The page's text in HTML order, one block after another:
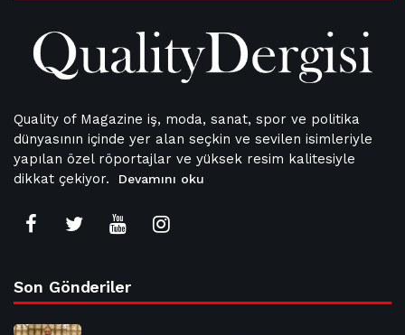
Quality of Magazine iş, moda, sanat, spor ve politika
dünyasının içinde yer alan seçkin ve sevilen isimleriyle
yapılan özel röportajlar ve yüksek resim kalitesiyle
dikkat çekiyor.
Devamını oku
Son Gönderiler